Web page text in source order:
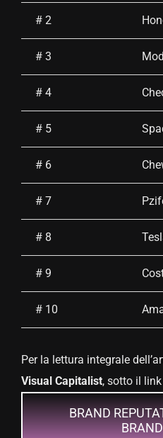
# 2
# 3
# 4
# 5
# 6
# 7
# 8
# 9
# 10
Per la lettura integrale
Visual Capitalist, sotto il
BRAND